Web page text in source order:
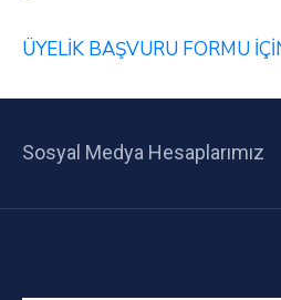
ÜYELİK BAŞVURU FORMU
Sosyal Medya Hesaplarımız